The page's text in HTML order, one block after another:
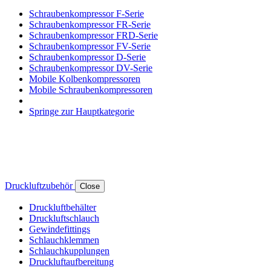
Schraubenkompressor F-Serie
Schraubenkompressor FR-Serie
Schraubenkompressor FRD-Serie
Schraubenkompressor FV-Serie
Schraubenkompressor D-Serie
Schraubenkompressor DV-Serie
Mobile Kolbenkompressoren
Mobile Schraubenkompressoren
Springe zur Hauptkategorie
Druckluftzubehör Close
Druckluftbehälter
Druckluftschlauch
Gewindefittings
Schlauchklemmen
Schlauchkupplungen
Druckluftaufbereitung